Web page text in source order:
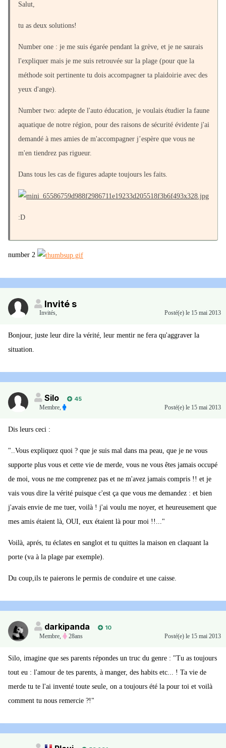
Salut,
tu as deux solutions!
Number one : je me suis égarée pendant la grève, et je ne saurais
l'expliquer mais je me suis retrouvée sur la plage (pour que la
méthode soit pertinente tu dois accompagner ta plaidoirie avec des
yeux d'ange).
Number two: adepte de l'auto éducation, je voulais étudier la faune
aquatique de notre région, pour des raisons de sécurité évidente j'ai
demandé à mes amies de m'accompagner j’espère que vous ne
m'en tiendrez pas rigueur.
Dans tous les cas de figures adapte toujours les faits.
:D
number 2
Invité s
Invités, Posté(e) le 15 mai 2013
Bonjour, juste leur dire la vérité, leur mentir ne fera qu'aggraver la
situation.
Silo
45
Membre, Posté(e) le 15 mai 2013
Dis leurs ceci :
"..Vous expliquez quoi ? que je suis mal dans ma peau, que je ne vous
supporte plus vous et cette vie de merde, vous ne vous êtes jamais occupé
de moi, vous ne me comprenez pas et ne m'avez jamais compris !! et je
vais vous dire la vérité puisque c'est ça que vous me demandez : et bien
j'avais envie de me tuer, voilà ! j'ai voulu me noyer, et heureusement que
mes amis étaient là, OUI, eux étaient là pour moi !!..."
Voilà, aprés, tu éclates en sanglot et tu quittes la maison en claquant la
porte (va à la plage par exemple).
Du coup,ils te paierons le permis de conduire et une caisse.
darkipanda
10
Membre, 28ans Posté(e) le 15 mai 2013
Silo, imagine que ses parents répondes un truc du genre : "Tu as toujours
tout eu : l'amour de tes parents, à manger, des habits etc... ! Ta vie de
merde tu te l'ai inventé toute seule, on a toujours été la pour toi et voilà
comment tu nous remercie ?!"